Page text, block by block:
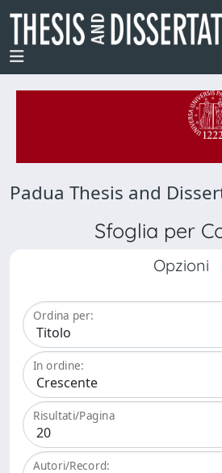
Padua Thesis and
Sfoglia per
Opzioni
Ordina per:
In ordine:
Risultati/Pagina
Autori/Record: